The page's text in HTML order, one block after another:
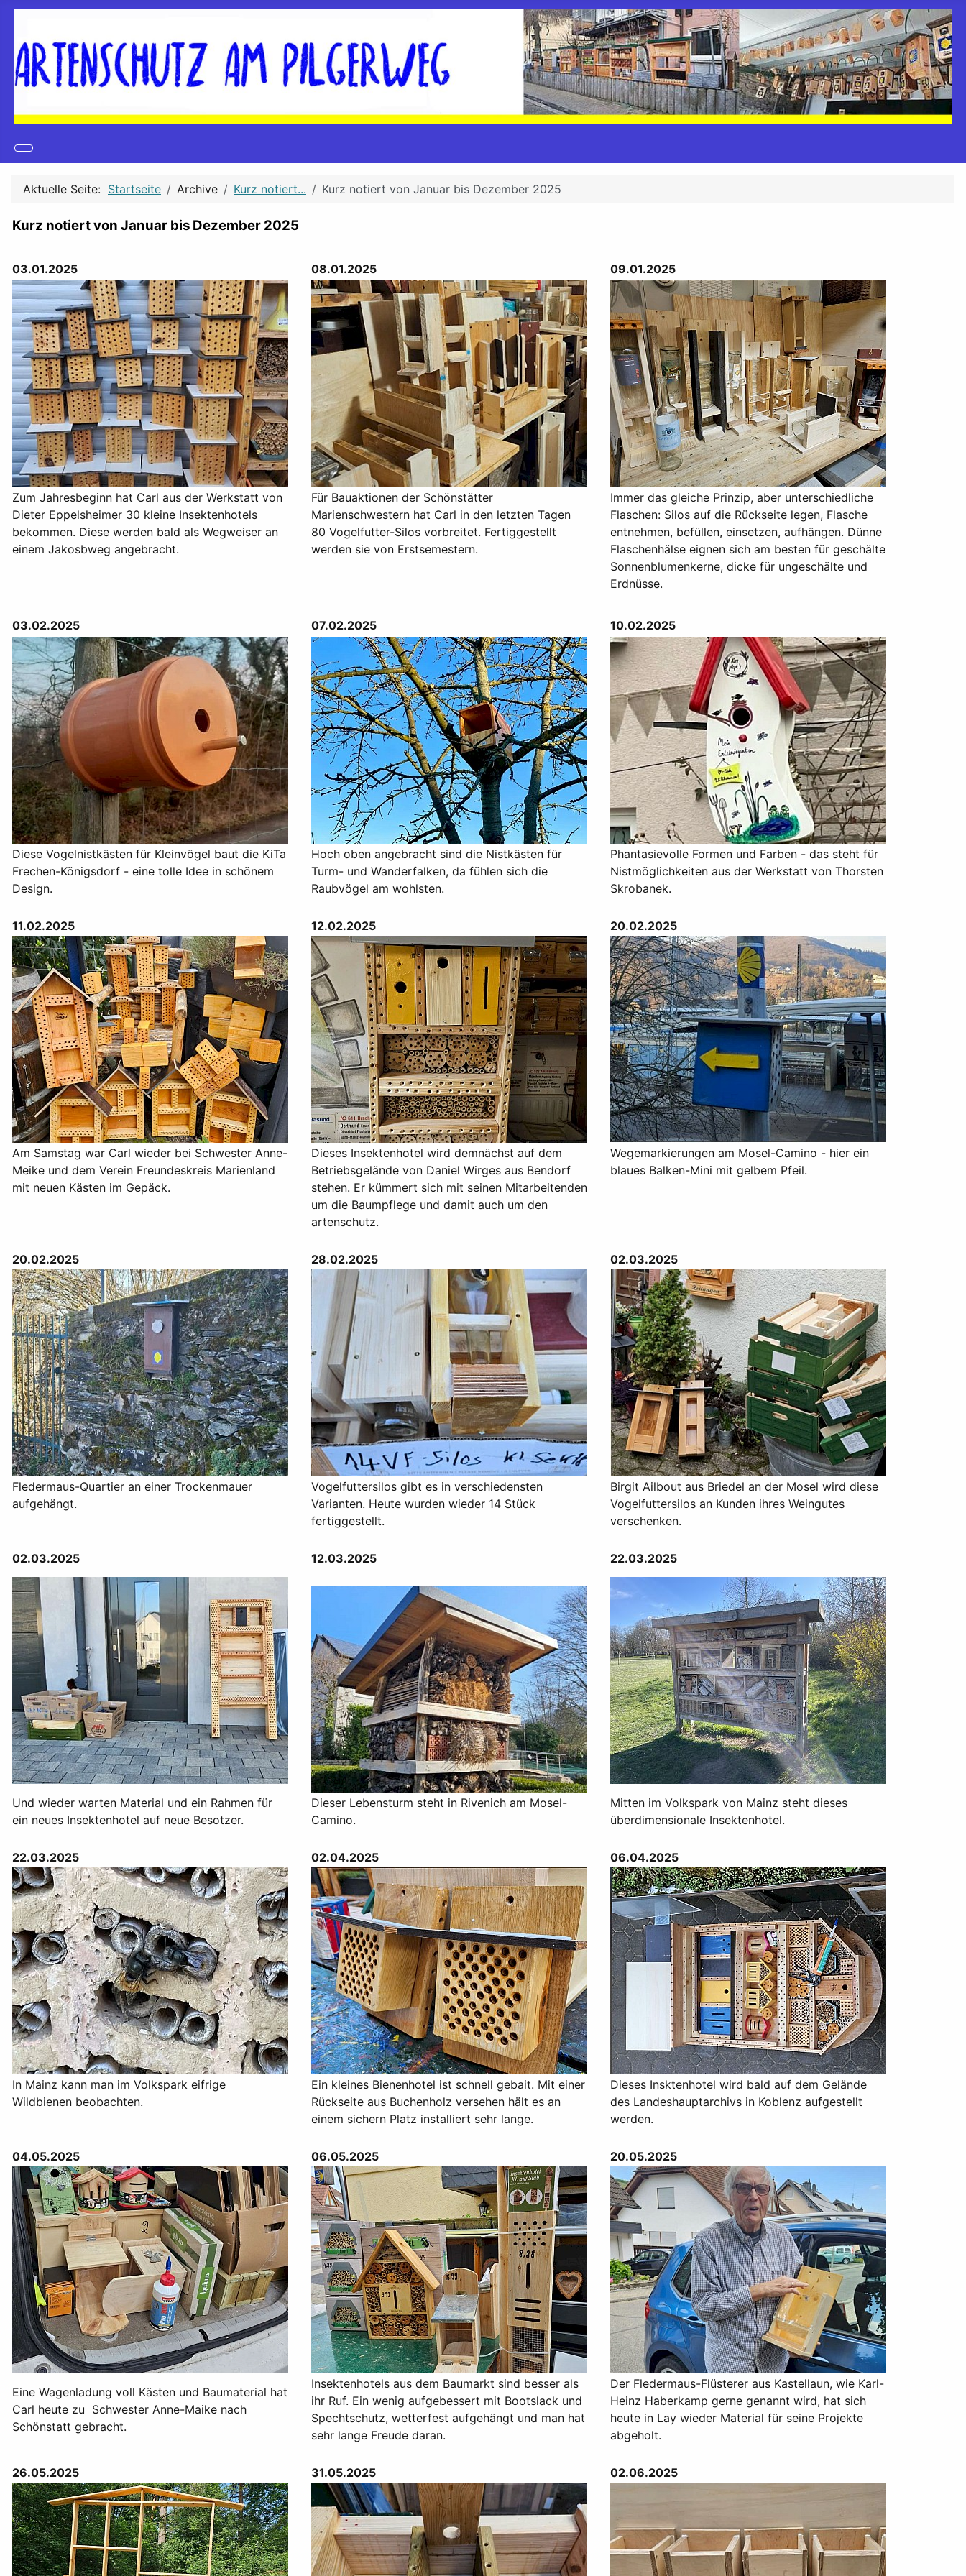
Aktuelle Seite: Startseite Archive Kurz notiert... Kurz notiert von Januar bis Dezember 2025
Kurz notiert von Januar bis Dezember 2025
03.01.2025 08.01.2025 09.01.2025
Zum Jahresbeginn hat Carl aus der Werkstatt von
Dieter Eppelsheimer 30 kleine Insektenhotels
bekommen. Diese werden bald als Wegweiser an
einem Jakosbweg angebracht.
Für Bauaktionen der Schönstätter
Marienschwestern hat Carl in den letzten Tagen
80 Vogelfutter-Silos vorbreitet. Fertiggestellt
werden sie von Erstsemestern.
Immer das gleiche Prinzip, aber unterschiedliche
Flaschen: Silos auf die Rückseite legen, Flasche
entnehmen, befüllen, einsetzen, aufhängen. Dünne
Flaschenhälse eignen sich am besten für geschälte
Sonnenblumenkerne, dicke für ungeschälte und
Erdnüsse.
03.02.2025 07.02.2025 10.02.2025
Diese Vogelnistkästen für Kleinvögel baut die KiTa
Frechen-Königsdorf - eine tolle Idee in schönem
Design.
Hoch oben angebracht sind die Nistkästen für
Turm- und Wanderfalken, da fühlen sich die
Raubvögel am wohlsten.
Phantasievolle Formen und Farben - das steht für
Nistmöglichkeiten aus der Werkstatt von Thorsten
Skrobanek.
11.02.2025 12.02.2025 20.02.2025
Am Samstag war Carl wieder bei Schwester Anne-
Meike und dem Verein Freundeskreis Marienland
mit neuen Kästen im Gepäck.
Dieses Insektenhotel wird demnächst auf dem
Betriebsgelände von Daniel Wirges aus Bendorf
stehen. Er kümmert sich mit seinen Mitarbeitenden
um die Baumpflege und damit auch um den
artenschutz.
Wegemarkierungen am Mosel-Camino - hier ein
blaues Balken-Mini mit gelbem Pfeil.
20.02.2025 28.02.2025 02.03.2025
Fledermaus-Quartier an einer Trockenmauer
aufgehängt.
Vogelfuttersilos gibt es in verschiedensten
Varianten. Heute wurden wieder 14 Stück
fertiggestellt.
Birgit Ailbout aus Briedel an der Mosel wird diese
Vogelfuttersilos an Kunden ihres Weingutes
verschenken.
02.03.2025 12.03.2025 22.03.2025
Und wieder warten Material und ein Rahmen für
ein neues Insektenhotel auf neue Besotzer.
Dieser Lebensturm steht in Rivenich am Mosel-
Camino.
Mitten im Volkspark von Mainz steht dieses
überdimensionale Insektenhotel.
22.03.2025 02.04.2025 06.04.2025
In Mainz kann man im Volkspark eifrige
Wildbienen beobachten.
Ein kleines Bienenhotel ist schnell gebait. Mit einer
Rückseite aus Buchenholz versehen hält es an
einem sichern Platz installiert sehr lange.
Dieses Insktenhotel wird bald auf dem Gelände
des Landeshauptarchivs in Koblenz aufgestellt
werden.
04.05.2025 06.05.2025 20.05.2025
Eine Wagenladung voll Kästen und Baumaterial hat
Carl heute zu Schwester Anne-Maike nach
Schönstatt gebracht.
Insektenhotels aus dem Baumarkt sind besser als
ihr Ruf. Ein wenig aufgebessert mit Bootslack und
Spechtschutz, wetterfest aufgehängt und man hat
sehr lange Freude daran.
Der Fledermaus-Flüsterer aus Kastellaun, wie Karl-
Heinz Haberkamp gerne genannt wird, hat sich
heute in Lay wieder Material für seine Projekte
abgeholt.
26.05.2025 31.05.2025 02.06.2025